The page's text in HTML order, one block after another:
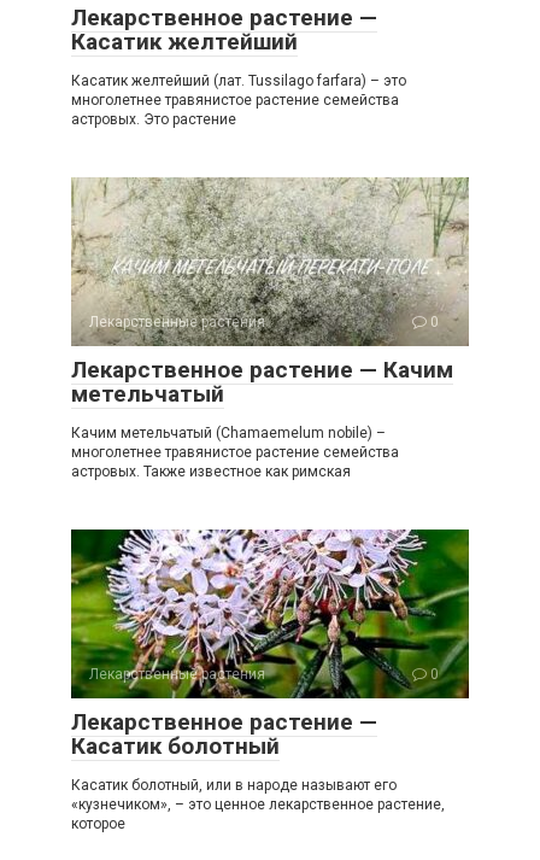
Лекарственное растение —
Касатик желтейший
Касатик желтейший (лат. Tussilago farfara) – это
многолетнее травянистое растение семейства
астровых. Это растение
Лекарственные растения 0
Лекарственное растение — Качим
метельчатый
Качим метельчатый (Chamaemelum nobile) –
многолетнее травянистое растение семейства
астровых. Также известное как римская
Лекарственные растения 0
Лекарственное растение —
Касатик болотный
Касатик болотный, или в народе называют его
«кузнечиком», – это ценное лекарственное растение,
которое